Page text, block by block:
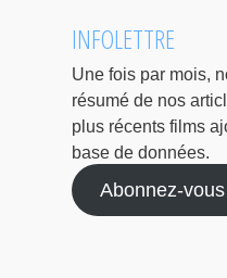
INFOLETTRE
Une fois par mois,
résumé de nos
plus récents films
base de données.
Abonnez-vous